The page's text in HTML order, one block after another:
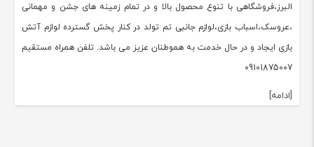
البرز،فروشگاهی با تنوع محصول بالا و در تمام زمینه های جشن و مهمانی
،عروسک،اسباب بازی،لوازم جانبی تم تولد در کنار پخش گسترده لوازم آتش
بازی ایجاد و در حال خدمت به هموطنان عزیز می باشد. تلفن همراه مستقیم
09101875007
[ادامه]